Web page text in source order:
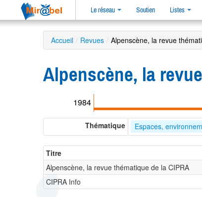
Le réseau Soutien Listes
Accueil / Revues / Alpenscène, la revue
Alpenscène, la
1984
Thématique Espaces,
Titre
Alpenscène, la revue thématique de la CIPRA
CIPRA Info